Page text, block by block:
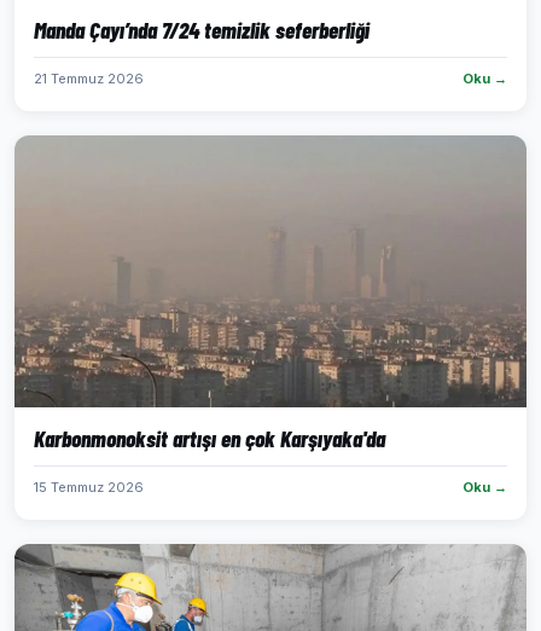
Manda Çayı’nda 7/24 temizlik seferberliği
21 Temmuz 2026 Oku →
Karbonmonoksit artışı en çok Karşıyaka'da
15 Temmuz 2026 Oku →